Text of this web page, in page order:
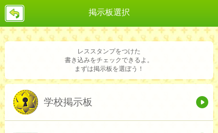
掲示板選択
戻
レススタンプをつけた
書き込みをチェックできるよ。
まずは掲示板を選ぼう！
学校掲示板